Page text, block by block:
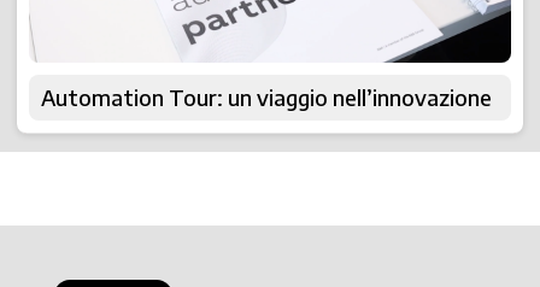
Automation Tour: un viaggio nell’innovazione